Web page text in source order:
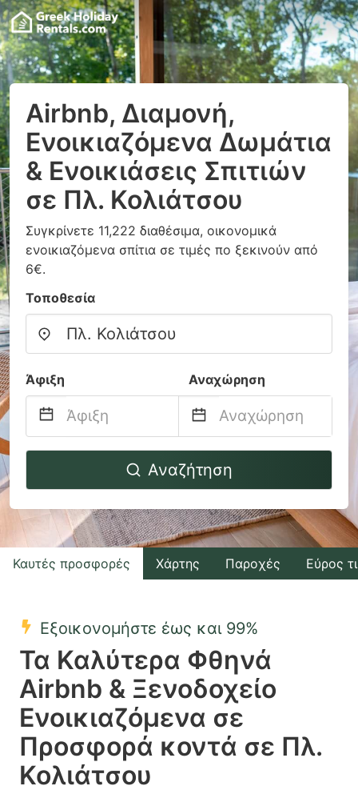
Airbnb, Διαμονή,
Ενοικιαζόμενα Δωμάτια
& Ενοικιάσεις Σπιτιών
σε Πλ. Κολιάτσου
Συγκρίνετε 11,222 διαθέσιμα, οικονομικά
ενοικιαζόμενα σπίτια σε τιμές πο ξεκινούν από
6€.
Τοποθεσία
Άφιξη Αναχώρηση
Navigate
to
interact
with
the
select
a
date.
Press
question
mark
Navigate
backward
to
interact
with
the
select
a
date.
Press
the
question
Αναζήτηση
Καυτές προσφορές Χάρτης Παροχές Εύρος
Εξοικονομήστε έως και 99%
Τα Καλύτερα Φθηνά
Airbnb & Ξενοδοχείο
Ενοικιαζόμενα σε
Προσφορά κοντά σε Πλ.
Κολιάτσου